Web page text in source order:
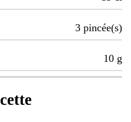
3 pincée(s)
10 g